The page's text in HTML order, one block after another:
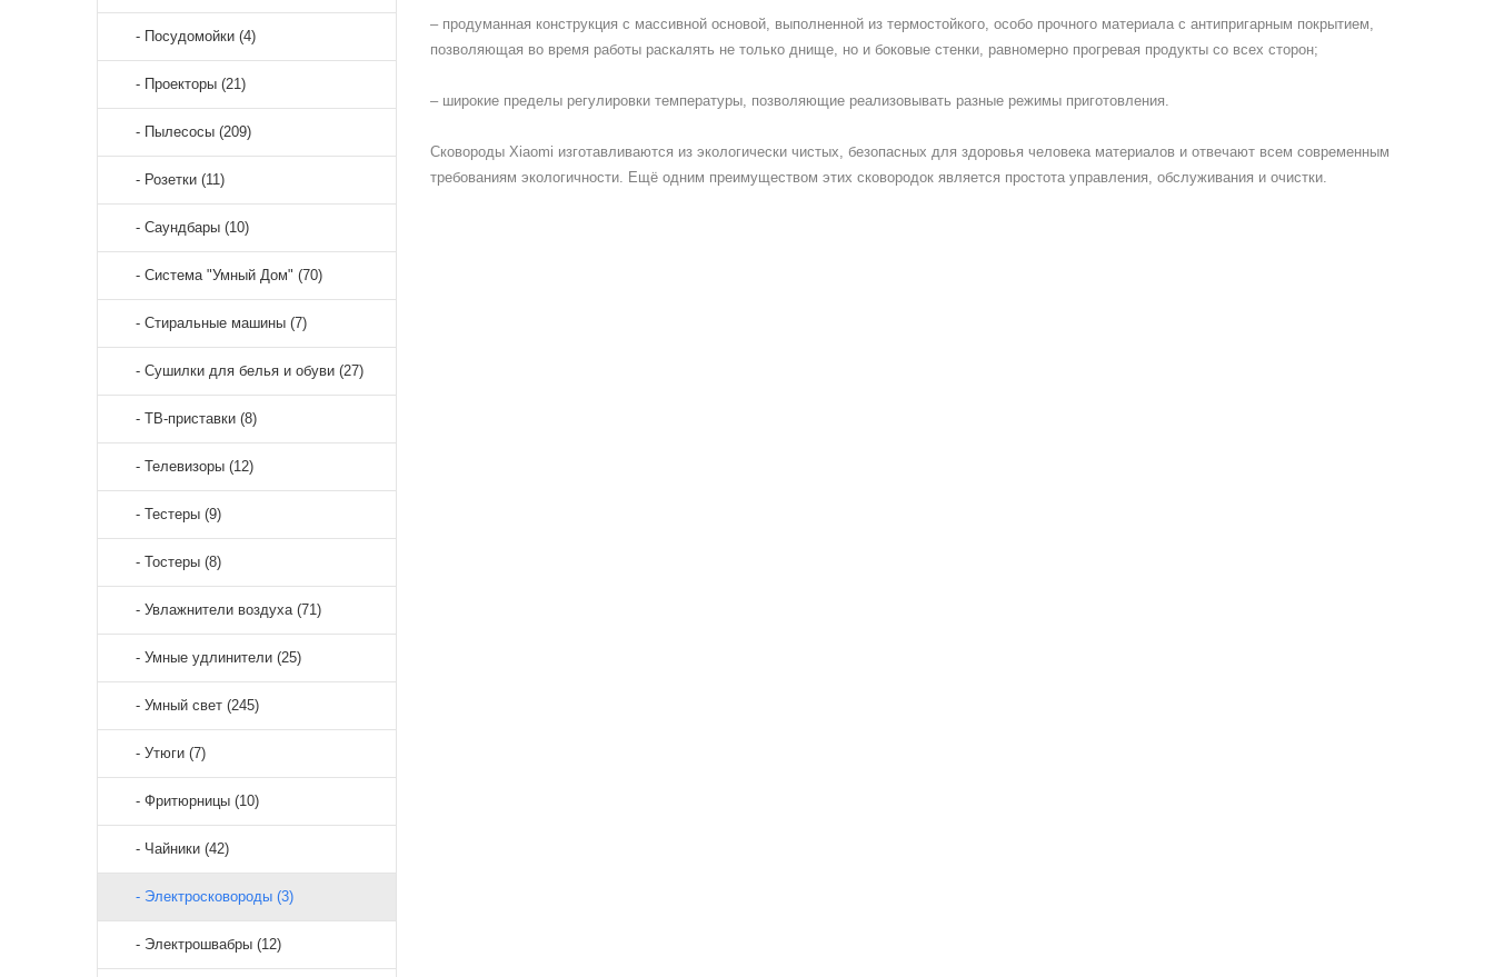
- Посудомойки (4)
- Проекторы (21)
- Пылесосы (209)
- Розетки (11)
- Саундбары (10)
- Система "Умный Дом" (70)
- Стиральные машины (7)
- Сушилки для белья и обуви (27)
- ТВ-приставки (8)
- Телевизоры (12)
- Тестеры (9)
- Тостеры (8)
- Увлажнители воздуха (71)
- Умные удлинители (25)
- Умный свет (245)
- Утюги (7)
- Фритюрницы (10)
- Чайники (42)
- Электросковороды (3)
- Электрошвабры (12)
– продуманная конструкция с массивной основой, выполненной из термостойкого, особо прочного материала с антипригарным покрытием,
позволяющая во время работы раскалять не только днище, но и боковые стенки, равномерно прогревая продукты со всех сторон;
– широкие пределы регулировки температуры, позволяющие реализовывать разные режимы приготовления.
Сковороды Xiaomi изготавливаются из экологически чистых, безопасных для здоровья человека материалов и отвечают всем современным
требованиям экологичности. Ещё одним преимуществом этих сковородок является простота управления, обслуживания и очистки.